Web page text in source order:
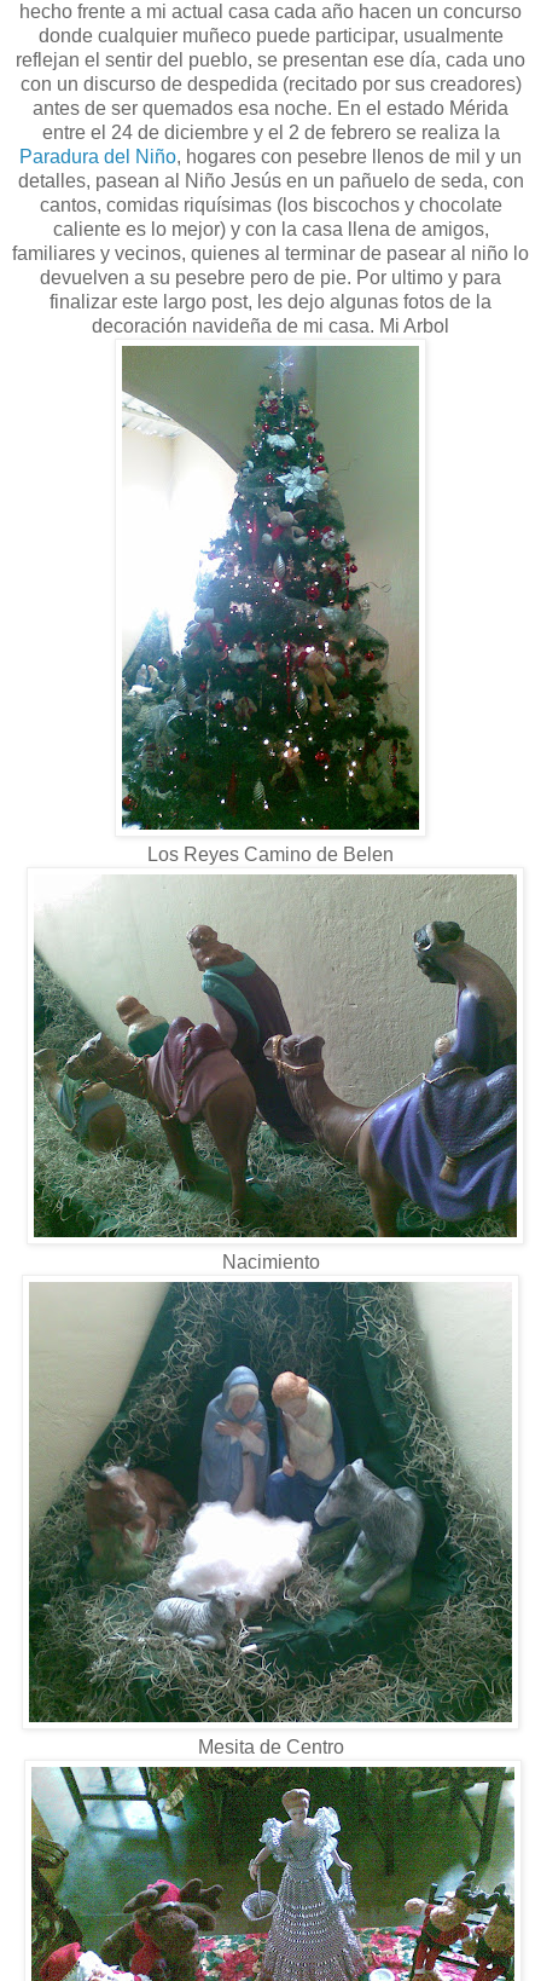
hecho frente a mi actual casa cada año hacen un concurso
donde cualquier muñeco puede participar, usualmente
reflejan el sentir del pueblo, se presentan ese día, cada uno
con un discurso de despedida (recitado por sus creadores)
antes de ser quemados esa noche. En el estado Mérida
entre el 24 de diciembre y el 2 de febrero se realiza la
Paradura del Niño, hogares con pesebre llenos de mil y un
detalles, pasean al Niño Jesús en un pañuelo de seda, con
cantos, comidas riquísimas (los biscochos y chocolate
caliente es lo mejor) y con la casa llena de amigos,
familiares y vecinos, quienes al terminar de pasear al niño lo
devuelven a su pesebre pero de pie. Por ultimo y para
finalizar este largo post, les dejo algunas fotos de la
decoración navideña de mi casa. Mi Arbol
Los Reyes Camino de Belen
Nacimiento
Mesita de Centro